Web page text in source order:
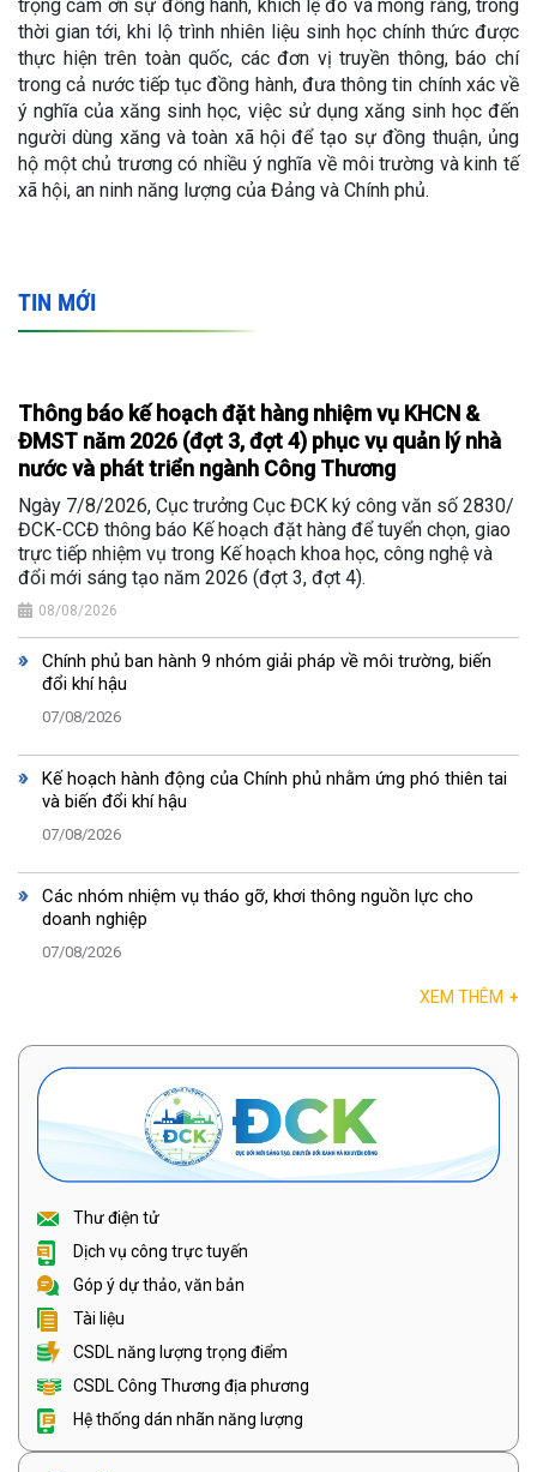
trọng cảm ơn sự đồng hành, khích lệ đó và mong rằng, trong
thời gian tới, khi lộ trình nhiên liệu sinh học chính thức được
thực hiện trên toàn quốc, các đơn vị truyền thông, báo chí
trong cả nước tiếp tục đồng hành, đưa thông tin chính xác về
ý nghĩa của xăng sinh học, việc sử dụng xăng sinh học đến
người dùng xăng và toàn xã hội để tạo sự đồng thuận, ủng
hộ một chủ trương có nhiều ý nghĩa về môi trường và kinh tế
xã hội, an ninh năng lượng của Đảng và Chính phủ.
TIN MỚI
Thông báo kế hoạch đặt hàng nhiệm vụ KHCN &
ĐMST năm 2026 (đợt 3, đợt 4) phục vụ quản lý nhà
nước và phát triển ngành Công Thương
Ngày 7/8/2026, Cục trưởng Cục ĐCK ký công văn số 2830/
ĐCK-CCĐ thông báo Kế hoạch đặt hàng để tuyển chọn, giao
trực tiếp nhiệm vụ trong Kế hoạch khoa học, công nghệ và
đổi mới sáng tạo năm 2026 (đợt 3, đợt 4).
08/08/2026
Chính phủ ban hành 9 nhóm giải pháp về môi trường, biến
đổi khí hậu
07/08/2026
Kế hoạch hành động của Chính phủ nhằm ứng phó thiên tai
và biến đổi khí hậu
07/08/2026
Các nhóm nhiệm vụ tháo gỡ, khơi thông nguồn lực cho
doanh nghiệp
07/08/2026
XEM THÊM +
Thư điện tử
Dịch vụ công trực tuyến
Góp ý dự thảo, văn bản
Tài liệu
CSDL năng lượng trọng điểm
CSDL Công Thương địa phương
Hệ thống dán nhãn năng lượng